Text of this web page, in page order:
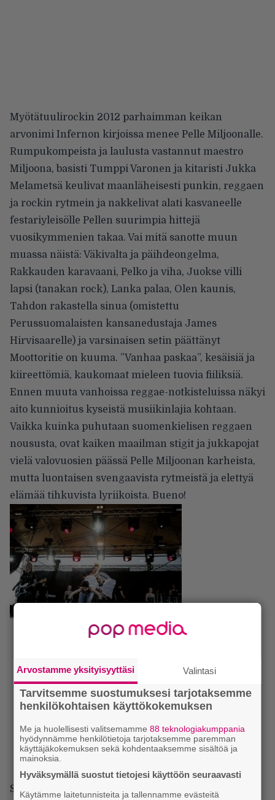
Myötätuulirockin 2012 parhaimman keikan
arvonimi Infernon kirjoissa menee Pelle Miljoonalle.
Rumpukompeista ja laulusta vastannut maestro
Miljoona, basisti Tumppi Varonen ja kitaristi Jukka
Melametsä keulivat maanläheisesti punkin, reggaen
ja rockin rytmein ja nakkelivat alati kasvaneelle
festariyleisölle Pellen suurimpia hittejä
vuosikymmenien takaa. Vai mitä sanotte muun
muassa näistä: Väkivalta ja päihdeongelma,
Rakkauden karavaani, Pelko ja viha, Juokse villi
lapsi (tanakan rock), Lanka palaa, Olen kaunis,
Tahdon rakastella sinua (omistettu
Perussuomalaisten kansanedustaja James
Hirvisaarelle) ja varsinaisen setin päättänyt
Moottoritie on kuuma. ”Vanhaa paskaa”, kesäisiä ja
kiireettömiä, kaukomaat mieleen tuovia fiiliksiä.
Ennen muuta vanhoissa reggae-notkisteluissa näkyi
aito kunnioitus kyseistä musiikinlajia kohtaan.
Vaikka kuinka puhutaan suomenkielisen reggaen
noususta, ovat kaiken maailman stigit ja jukkapojat
vielä valovuosien päässä Pelle Miljoonan karheista,
mutta luontaisen svengaavista rytmeistä ja elettyä
elämää tihkuvista lyriikoista. Bueno!
Seuraavana toinen Myötiksessä positiivisesti
Arvostamme yksityisyyttäsi Valintasi
Tarvitsemme suostumuksesi tarjotaksemme
henkilökohtaisen käyttökokemuksen
Me ja huolellisesti valitsemamme88 teknologiakumppania
hyödynnämme henkilötietoja tarjotaksemme paremman
käyttäjäkokemuksen sekä kohdentaaksemme sisältöä ja
mainoksia.
Hyväksymällä suostut tietojesi käyttöön seuraavasti
Käytämme laitetunnisteita ja tallennamme evästeitä